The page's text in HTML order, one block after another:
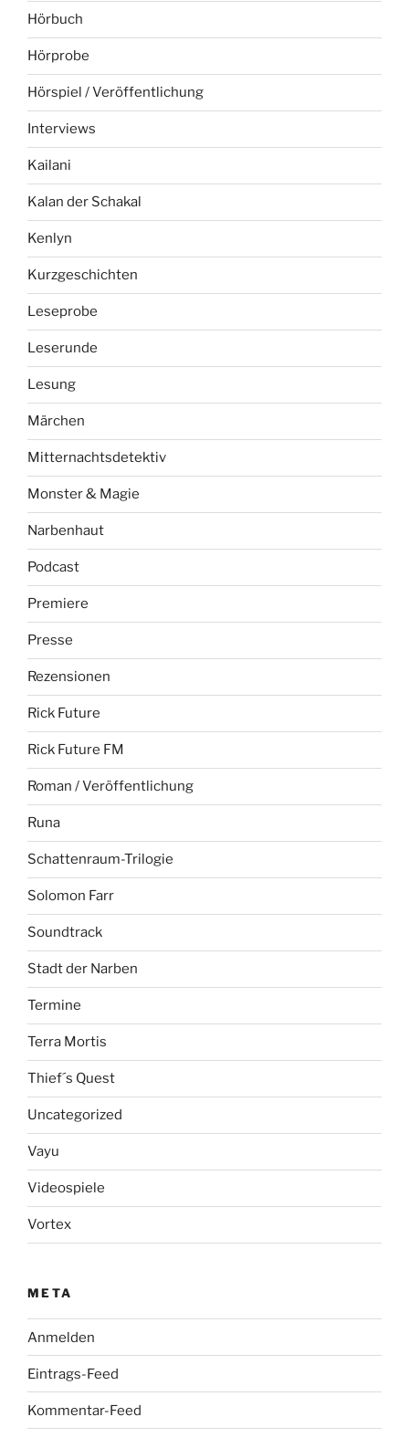
Hörbuch
Hörprobe
Hörspiel / Veröffentlichung
Interviews
Kailani
Kalan der Schakal
Kenlyn
Kurzgeschichten
Leseprobe
Leserunde
Lesung
Märchen
Mitternachtsdetektiv
Monster & Magie
Narbenhaut
Podcast
Premiere
Presse
Rezensionen
Rick Future
Rick Future FM
Roman / Veröffentlichung
Runa
Schattenraum-Trilogie
Solomon Farr
Soundtrack
Stadt der Narben
Termine
Terra Mortis
Thief´s Quest
Uncategorized
Vayu
Videospiele
Vortex
META
Anmelden
Eintrags-Feed
Kommentar-Feed